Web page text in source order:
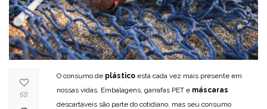
O consumo de plástico está cada vez mais presente em
nossas vidas. Embalagens, garrafas PET e máscaras
descartáveis são parte do cotidiano, mas seu consumo
68